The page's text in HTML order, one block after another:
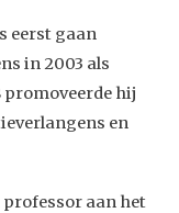
eerst gaan
in 2003 als
hij
en
professor aan het